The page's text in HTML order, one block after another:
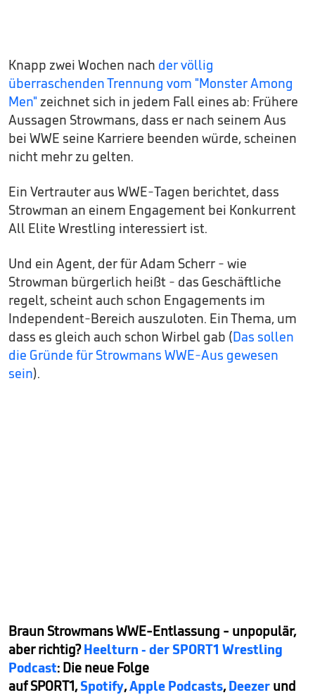
Knapp zwei Wochen nach der völlig
überraschenden Trennung vom "Monster Among
Men" zeichnet sich in jedem Fall eines ab: Frühere
Aussagen Strowmans, dass er nach seinem Aus
bei WWE seine Karriere beenden würde, scheinen
nicht mehr zu gelten.
Ein Vertrauter aus WWE-Tagen berichtet, dass
Strowman an einem Engagement bei Konkurrent
All Elite Wrestling interessiert ist.
Und ein Agent, der für Adam Scherr - wie
Strowman bürgerlich heißt - das Geschäftliche
regelt, scheint auch schon Engagements im
Independent-Bereich auszuloten. Ein Thema, um
dass es gleich auch schon Wirbel gab (Das sollen
die Gründe für Strowmans WWE-Aus gewesen
sein).
Braun Strowmans WWE-Entlassung - unpopulär,
aber richtig?Heelturn - der SPORT1 Wrestling
Podcast: Die neue Folge
auf SPORT1,Spotify,Apple Podcasts,Deezer und